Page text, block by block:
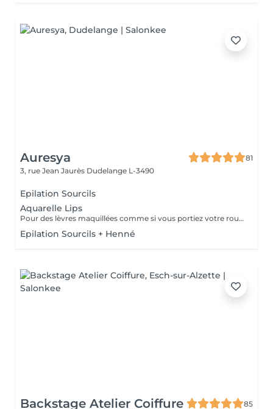
Auresya
81
3, rue Jean Jaurès Dudelange L-3490
Epilation Sourcils
Aquarelle Lips
Pour des lèvres maquillées comme si vous portiez votre rouge habituelle
Epilation Sourcils + Henné
Backstage Atelier Coiffure 85